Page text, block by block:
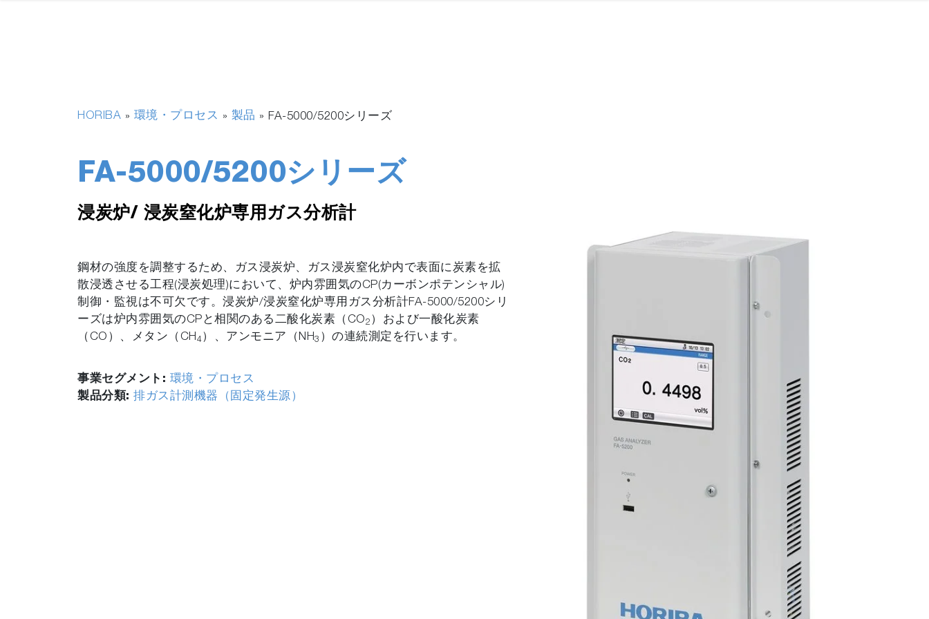
HORIBA » 環境・プロセス » 製品 » FA-5000/5200シリーズ
FA-5000/5200シリーズ
浸炭炉/ 浸炭窒化炉専用ガス分析計
鋼材の強度を調整するため、ガス浸炭炉、ガス浸炭窒化炉内で表面に炭素を拡
散浸透させる工程(浸炭処理)において、炉内雰囲気のCP(カーボンポテンシャル)
制御・監視は不可欠です。浸炭炉/浸炭窒化炉専用ガス分析計FA-5000/5200シリ
ーズは炉内雰囲気のCPと相関のある二酸化炭素（CO2 ）および一酸化炭素
（CO）、メタン（CH4 ）、アンモニア（NH3 ）の連続測定を行います。
事業セグメント: 環境・プロセス
製品分類: 排ガス計測機器（固定発生源）